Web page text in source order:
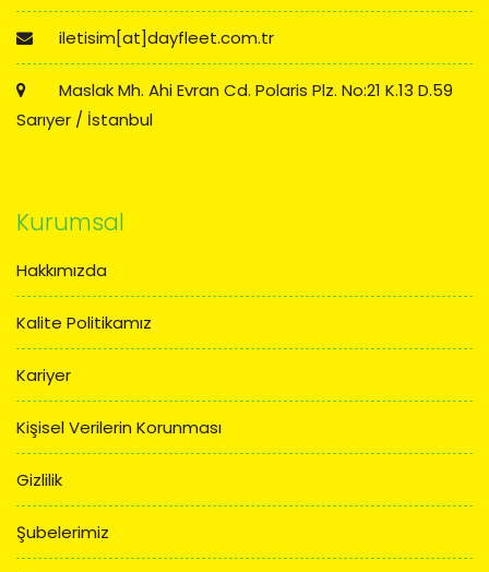
iletisim[at]dayfleet.com.tr
Maslak Mh. Ahi Evran Cd. Polaris Plz. No:21 K.13 D.59
Sarıyer / İstanbul
Kurumsal
Hakkımızda
Kalite Politikamız
Kariyer
Kişisel Verilerin Korunması
Gizlilik
Şubelerimiz